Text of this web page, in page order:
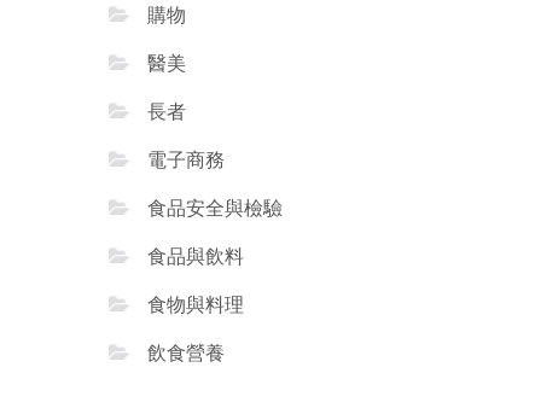
購物
醫美
長者
電子商務
食品安全與檢驗
食品與飲料
食物與料理
飲食營養